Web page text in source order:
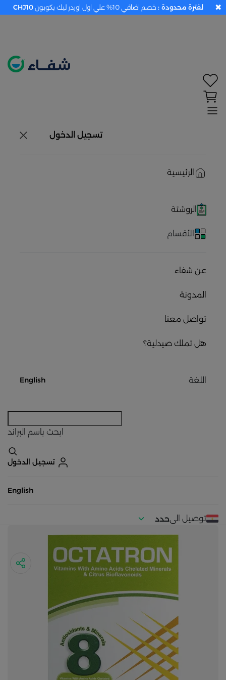
تسجيل الدخول
الرئيسية
الروشتة
الأقسام
عن شفاء
المدونة
تواصل معنا
هل تملك صيدلية؟
اللغة English
ابحث باسم البراند
تسجيل الدخول
English
توصيل الىحدد
لفترة محدودة : خصم اضافي 10% علي اول اوردر ليك بكوبون CHJ10 ✖